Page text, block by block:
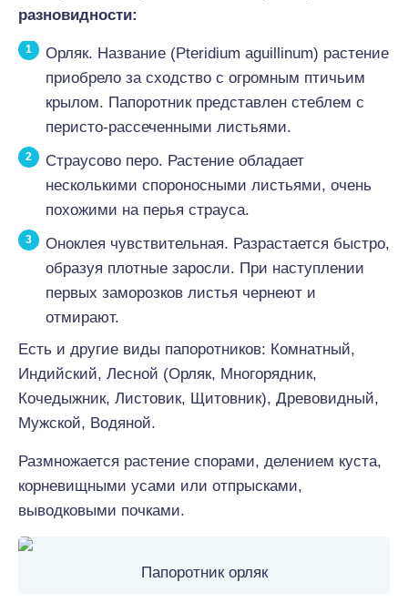
разновидности:
Орляк. Название (Pteridium aguillinum) растение
приобрело за сходство с огромным птичьим
крылом. Папоротник представлен стеблем с
перисто-рассеченными листьями.
Страусово перо. Растение обладает
несколькими спороносными листьями, очень
похожими на перья страуса.
Оноклея чувствительная. Разрастается быстро,
образуя плотные заросли. При наступлении
первых заморозков листья чернеют и
отмирают.
Есть и другие виды папоротников: Комнатный,
Индийский, Лесной (Орляк, Многорядник,
Кочедыжник, Листовик, Щитовник), Древовидный,
Мужской, Водяной.
Размножается растение спорами, делением куста,
корневищными усами или отпрысками,
выводковыми почками.
Папоротник орляк